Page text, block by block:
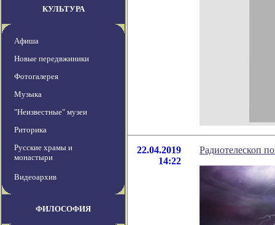
КУЛЬТУРА
Афиша
Новые передвжиники
Фотогалерея
Музыка
"Неизвестные" музеи
Риторика
Русские храмы и
монастыри
Видеоархив
ФИЛОСОФИЯ
22.04.2019
14:22
Радиотелескоп